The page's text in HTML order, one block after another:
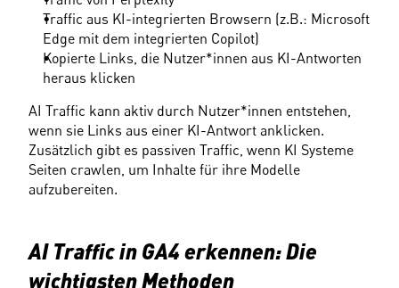
Traffic aus KI-integrierten Browsern (z.B.: Microsoft
Edge mit dem integrierten Copilot)
Kopierte Links, die Nutzer*innen aus KI-Antworten
heraus klicken
AI Traffic kann aktiv durch Nutzer*innen entstehen,
wenn sie Links aus einer KI-Antwort anklicken.
Zusätzlich gibt es passiven Traffic, wenn KI Systeme
Seiten crawlen, um Inhalte für ihre Modelle
aufzubereiten.
AI Traffic in GA4 erkennen: Die
wichtigsten Methoden